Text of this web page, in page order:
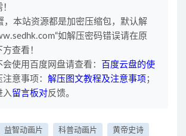
，本站资源都是加密压缩包，默认解
如解压密码错误请在原
查看！
使用百度网盘请查看： 百度云盘的使
注意事项： 解压图文教程及注意事项 ；
入 留言板对反馈。
益智动画片 科普动画片 黄帝史诗